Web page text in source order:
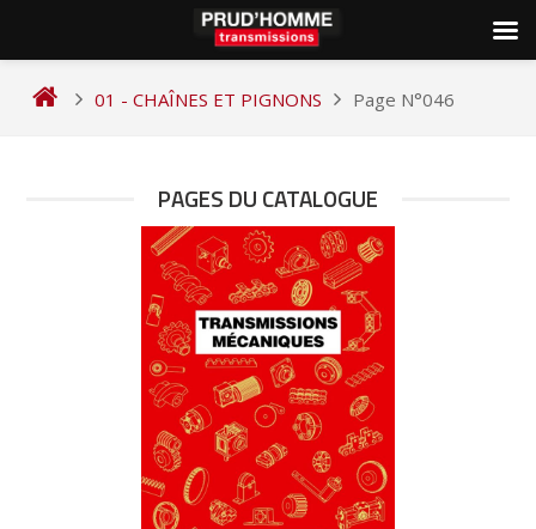
01 - CHAÎNES ET PIGNONS Page N°046
PAGES DU CATALOGUE